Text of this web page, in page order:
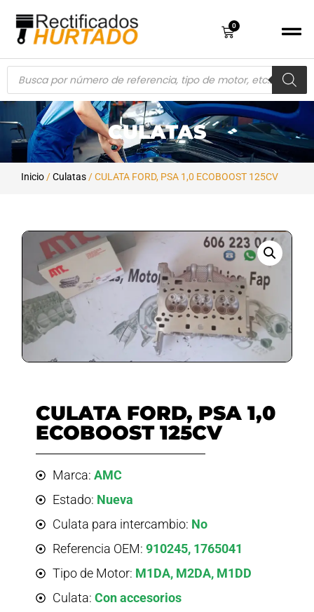
0
CULATAS
Inicio /Culatas / CULATA FORD, PSA 1,0 ECOBOOST 125CV
CULATA FORD, PSA 1,0
ECOBOOST 125CV
Marca: AMC
Estado: Nueva
Culata para intercambio: No
Referencia OEM: 910245, 1765041
Tipo de Motor: M1DA, M2DA, M1DD
Culata: Con accesorios